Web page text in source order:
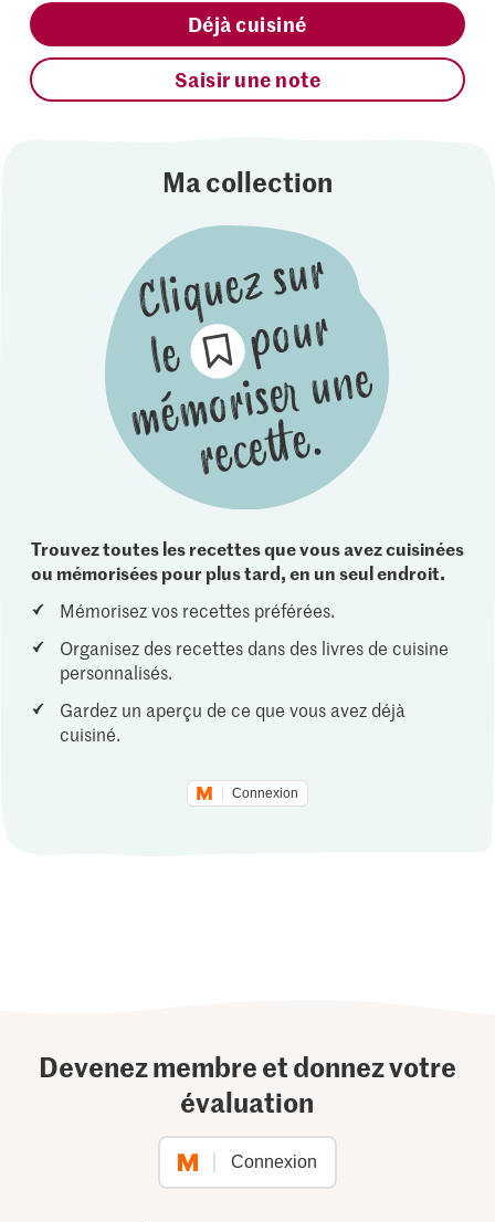
Déjà cuisiné
Saisir une note
Ma collection
Trouvez toutes les recettes que vous avez cuisinées
ou mémorisées pour plus tard, en un seul endroit.
Mémorisez vos recettes préférées.
Organisez des recettes dans des livres de cuisine
personnalisés.
Gardez un aperçu de ce que vous avez déjà
cuisiné.
Connexion
Devenez membre et donnez votre
évaluation
Connexion